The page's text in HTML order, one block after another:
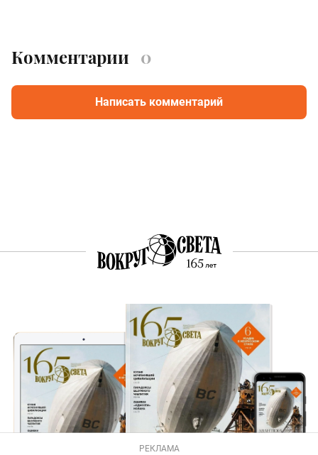
Комментарии 0
Написать комментарий
РЕКЛАМА